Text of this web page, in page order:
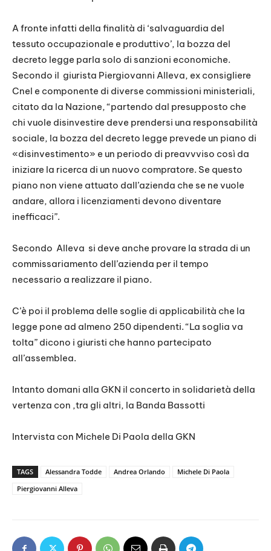
A fronte infatti della finalità di ‘salvaguardia del
tessuto occupazionale e produttivo’, la bozza del
decreto legge parla solo di sanzioni economiche.
Secondo il giurista Piergiovanni Alleva, ex consigliere
Cnel e componente di diverse commissioni ministeriali,
citato da la Nazione, “partendo dal presupposto che
chi vuole disinvestire deve prendersi una responsabilità
sociale, la bozza del decreto legge prevede un piano di
«disinvestimento» e un periodo di preavvviso così da
iniziare la ricerca di un nuovo compratore. Se questo
piano non viene attuato dall’azienda che se ne vuole
andare, allora i licenziamenti devono diventare
inefficaci”.
Secondo Alleva si deve anche provare la strada di un
commissariamento dell’azienda per il tempo
necessario a realizzare il piano.
C’è poi il problema delle soglie di applicabilità che la
legge pone ad almeno 250 dipendenti. “La soglia va
tolta” dicono i giuristi che hanno partecipato
all’assemblea.
Intanto domani alla GKN il concerto in solidarietà della
vertenza con ,tra gli altri, la Banda Bassotti
Intervista con Michele Di Paola della GKN
TAGS Alessandra Todde Andrea Orlando
Michele Di Paola
Piergiovanni Alleva